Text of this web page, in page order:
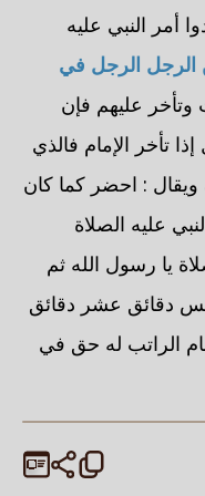
أمر النبي عليه
الرجل الرجل في
عليهم فإن
تأخر الإمام فالذي
ويقال : احضر كما كان
عليه الصلاة
يا رسول الله ثم
دقائق عشر دقائق
الراتب له حق في